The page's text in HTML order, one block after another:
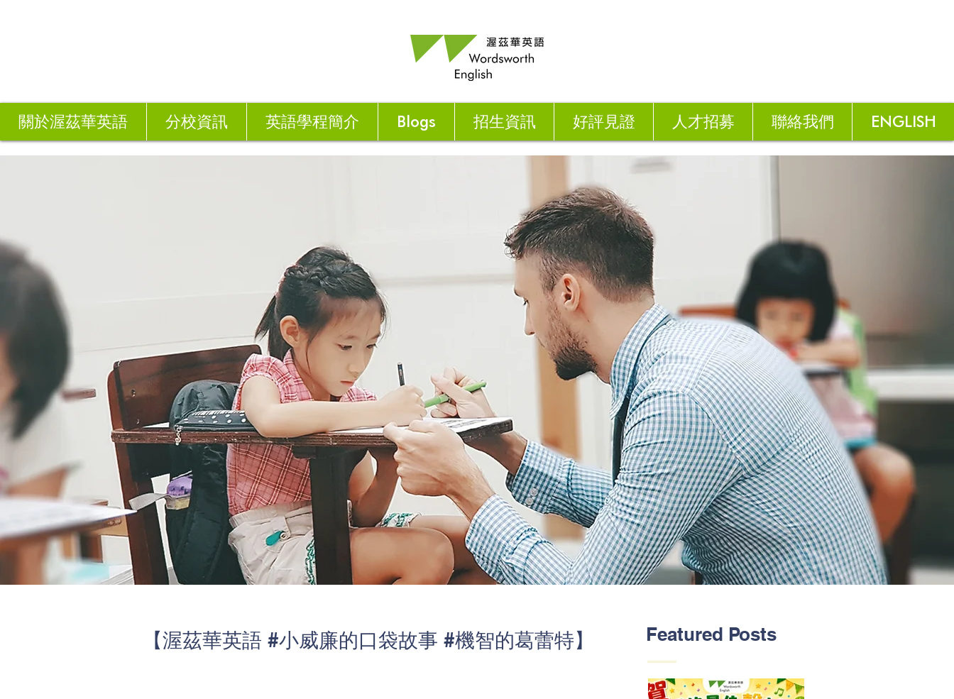
Featured Posts
【渥茲華英語 #小威廉的口袋故事 #機智的葛蕾特】
關於渥茲華英語 分校資訊 英語學程簡介 Blogs 招生資訊 好評見證 人才招募 聯絡我們 ENGLISH